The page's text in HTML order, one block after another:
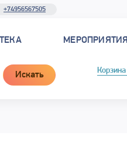
+74956567505
МЕРОПРИЯТИЯ
Искать Корзина